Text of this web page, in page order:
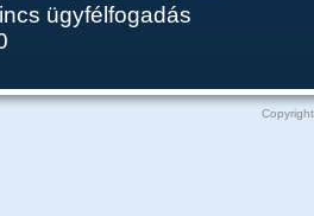
ügyfélfogadás